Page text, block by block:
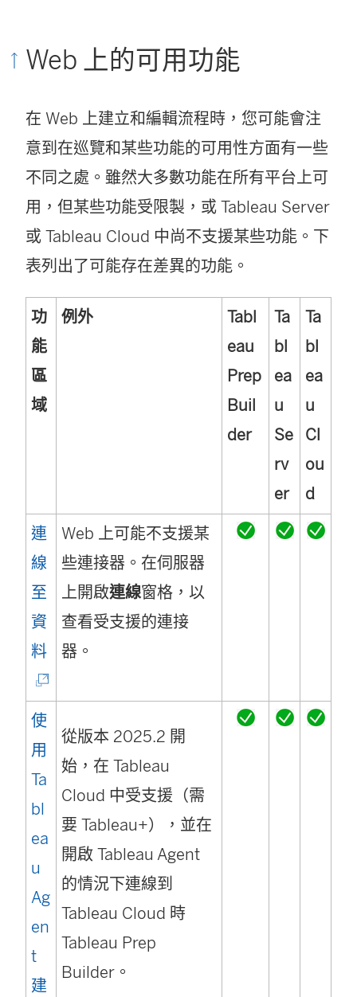
新
窗
開
啟
)
Web 上的可用功能
在 Web 上建立和編輯流程時，您可能會注
意到在巡覽和某些功能的可用性方面有一些
不同之處。雖然大多數功能在所有平台上可
用，但某些功能受限製，或 Tableau Server
或 Tableau Cloud 中尚不支援某些功能。下
表列出了可能存在差異的功能。
功
能
區
域
例外
Tabl
eau
Prep
Buil
der
Ta
bl
ea
u
Se
rv
er
Ta
bl
ea
u
Cl
ou
d
連
線
至
資
料(
連
結
在
Web 上可能不支援某
些連接器。在伺服器
上開啟連線窗格，以
查看受支援的連接
器。
使
用
Ta
bl
ea
u
Ag
en
t
建
從版本 2025.2 開
始，在 Tableau
Cloud 中受支援（需
要 Tableau+），並在
開啟 Tableau Agent
的情況下連線到
Tableau Cloud 時
Tableau Prep
Builder。